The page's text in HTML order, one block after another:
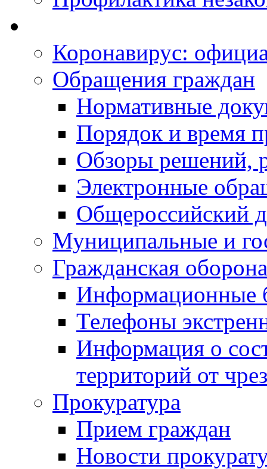
Коронавирус:
Обращения граждан
Нормативные
Порядок и время
Обзоры решений,
Электронные
Общероссийский
Муниципальные и
Гражданская
Информационные
Телефоны
Информация о
территорий от
Прокуратура
Прием граждан
Новости